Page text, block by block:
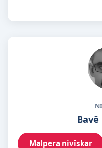
Malpera nivîskar